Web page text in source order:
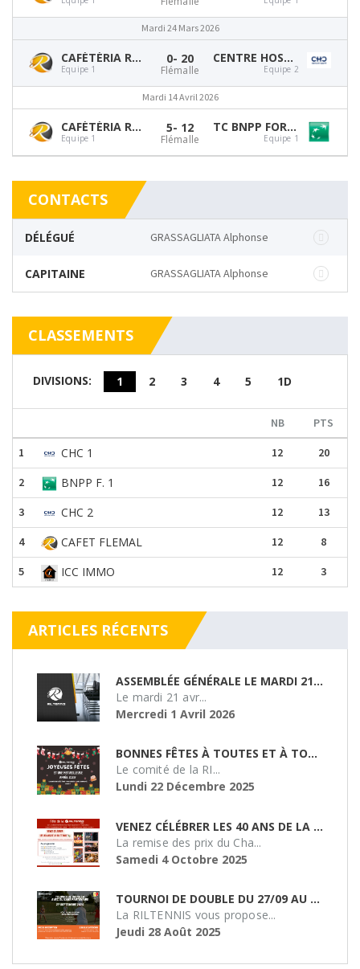
Mardi 24 Mars 2026
CAFÉTÉRIA RTC FLÉMALLE
Equipe 1
0- 20
Flémalle
CENTRE HOSPITALIER CHRÉTIEN
Equipe 2
Mardi 14 Avril 2026
CAFÉTÉRIA RTC FLÉMALLE
Equipe 1
5- 12
Flémalle
TC BNPP FORTIS LIÈGE
Equipe 1
CONTACTS
DÉLÉGUÉ GRASSAGLIATA Alphonse
CAPITAINE GRASSAGLIATA Alphonse
CLASSEMENTS
DIVISIONS: 1 2 3 4 5 1D
NB PTS
1 CHC 1 12 20
2 BNPP F. 1 12 16
3 CHC 2 12 13
4 CAFET FLEMAL 12 8
5 ICC IMMO 12 3
ARTICLES RÉCENTS
ASSEMBLÉE GÉNÉRALE LE MARDI 21/04/26
Le mardi 21 avr...
Mercredi 1 Avril 2026
BONNES FÊTES À TOUTES ET À TOUS !
Le comité de la RI...
Lundi 22 Décembre 2025
VENEZ CÉLÉBRER LES 40 ANS DE LA RILTENNIS !
La remise des prix du Cha...
Samedi 4 Octobre 2025
TOURNOI DE DOUBLE DU 27/09 AU SMASH 51
La RILTENNIS vous propose...
Jeudi 28 Août 2025